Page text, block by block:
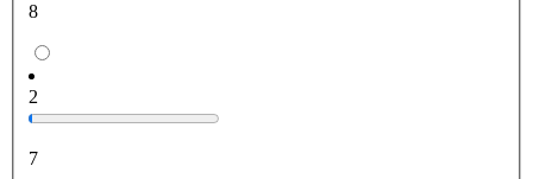
8
2
7